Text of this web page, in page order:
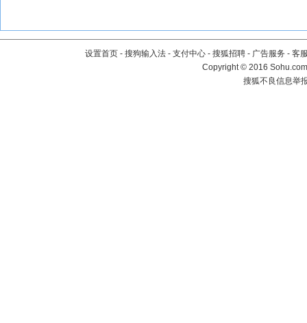
设置首页 - 搜狗输入法 - 支付中心 - 搜狐招聘 - 广告服务 - 客
Copyright©2016
搜狐不良信息举